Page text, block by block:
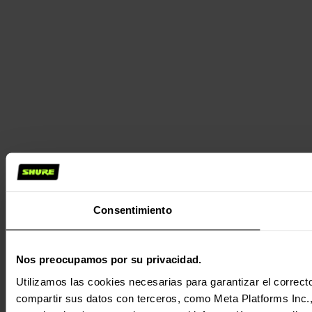
Consentimiento
Nos preocupamos por su privacidad.
Utilizamos las cookies necesarias para garantizar el
compartir sus datos con terceros, como Meta Platforms